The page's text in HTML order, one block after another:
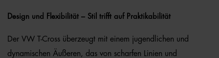
Design und Flexibilität – Stil trifft auf Praktikabilität
Der VW T-Cross überzeugt mit einem jugendlichen und
dynamischen Äußeren, das von scharfen Linien und